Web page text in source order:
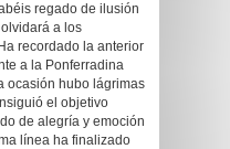
regado de ilusión
a los
recordado la anterior
a la Ponferradina
ocasión hubo lágrimas
el objetivo
de alegría y emoción
línea ha finalizado